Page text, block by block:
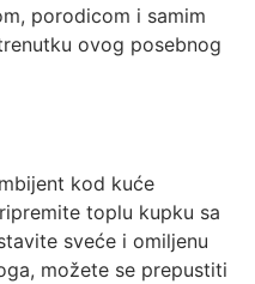
porodicom i samim
ovog posebnog
kod kuće
toplu kupku sa
sveće i omiljenu
možete se prepustiti